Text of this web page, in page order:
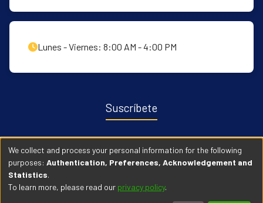
Lunes - Viernes: 8:00 AM - 4:00 PM
Suscríbete
Recibe notificaciones sobre nuevas publicaciones y eventos
relacionados con el repositorio. ingresa Aqui →
We collect and process your personal information for the following
purposes: Authentication, Preferences, Acknowledgement and
Statistics.
To learn more, please read our privacy policy.